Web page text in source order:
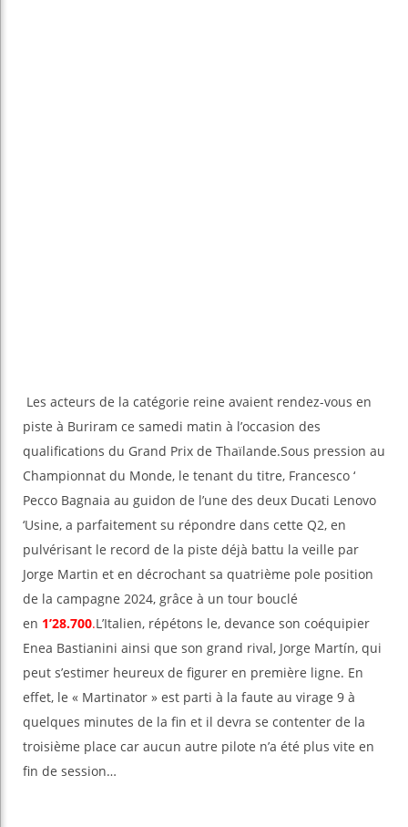
Les acteurs de la catégorie reine avaient rendez-vous en
piste à Buriram ce samedi matin à l’occasion des
qualifications du Grand Prix de Thaïlande.Sous pression au
Championnat du Monde, le tenant du titre, Francesco ‘
Pecco Bagnaia au guidon de l’une des deux Ducati Lenovo
‘Usine, a parfaitement su répondre dans cette Q2, en
pulvérisant le record de la piste déjà battu la veille par
Jorge Martin et en décrochant sa quatrième pole position
de la campagne 2024, grâce à un tour bouclé
en 1’28.700.L’Italien, répétons le, devance son coéquipier
Enea Bastianini ainsi que son grand rival, Jorge Martín, qui
peut s’estimer heureux de figurer en première ligne. En
effet, le « Martinator » est parti à la faute au virage 9 à
quelques minutes de la fin et il devra se contenter de la
troisième place car aucun autre pilote n’a été plus vite en
fin de session…